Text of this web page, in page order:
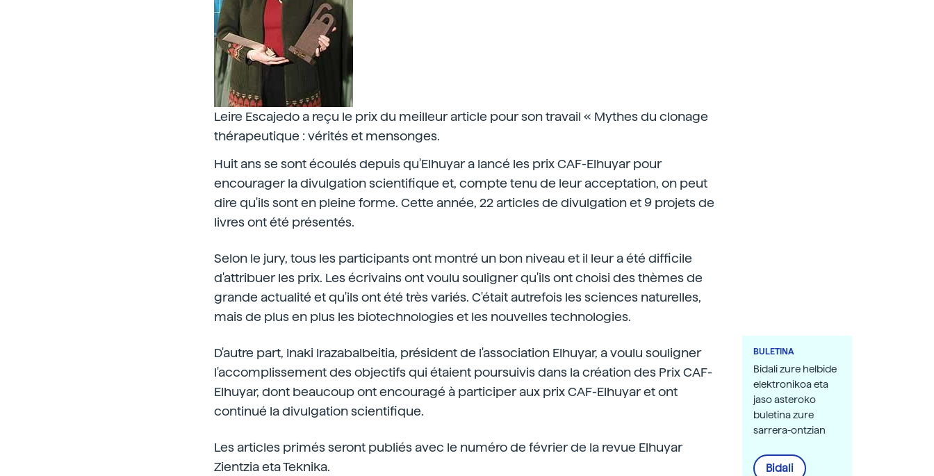
Leire Escajedo a reçu le prix du meilleur article pour son travail « Mythes du clonage
thérapeutique : vérités et mensonges.
Huit ans se sont écoulés depuis qu'Elhuyar a lancé les prix CAF-Elhuyar pour
encourager la divulgation scientifique et, compte tenu de leur acceptation, on peut
dire qu'ils sont en pleine forme. Cette année, 22 articles de divulgation et 9 projets de
livres ont été présentés.
Selon le jury, tous les participants ont montré un bon niveau et il leur a été difficile
d'attribuer les prix. Les écrivains ont voulu souligner qu'ils ont choisi des thèmes de
grande actualité et qu'ils ont été très variés. C'était autrefois les sciences naturelles,
mais de plus en plus les biotechnologies et les nouvelles technologies.
D'autre part, Inaki Irazabalbeitia, président de l'association Elhuyar, a voulu souligner
l'accomplissement des objectifs qui étaient poursuivis dans la création des Prix CAF-
Elhuyar, dont beaucoup ont encouragé à participer aux prix CAF-Elhuyar et ont
continué la divulgation scientifique.
Les articles primés seront publiés avec le numéro de février de la revue Elhuyar
Zientzia eta Teknika.
BULETINA
Bidali zure helbide
elektronikoa eta
jaso asteroko
buletina zure
sarrera-ontzian
Bidali